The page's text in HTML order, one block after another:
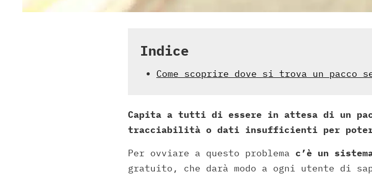
Indice
Come scoprire dove si trova un
Capita a tutti di essere in attesa di un
tracciabilità o dati insufficienti per poter
Per ovviare a questo problema c’è un
gratuito, che darà modo a ogni utente di